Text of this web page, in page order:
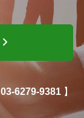
03-6279-9381 】